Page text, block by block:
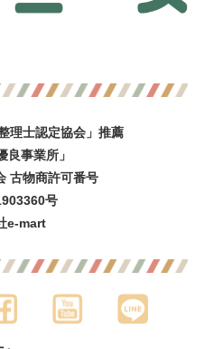
理士認定協会」推薦
良事業所」
古物商許可番号
号
e-mart